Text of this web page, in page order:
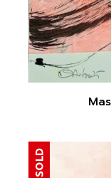
SOLD